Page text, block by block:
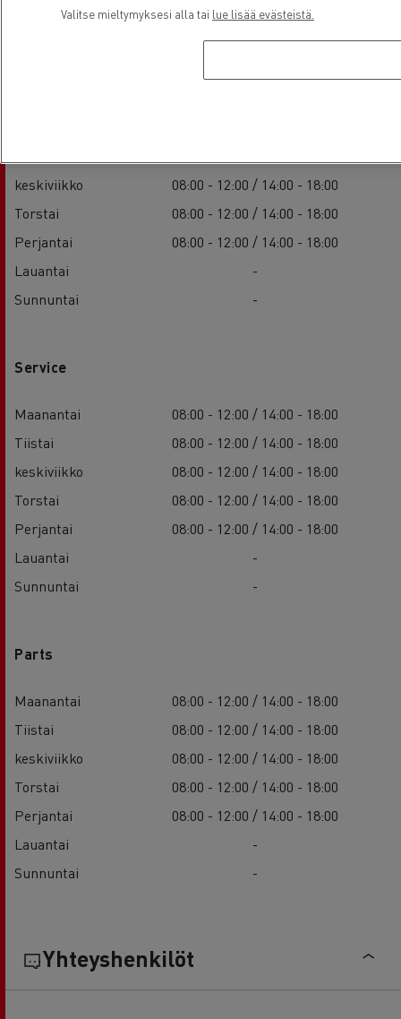
keskiviikko
08:00 - 12:00 / 14:00 - 18:00
Torstai
08:00 - 12:00 / 14:00 - 18:00
Perjantai
08:00 - 12:00 / 14:00 - 18:00
Lauantai
-
Sunnuntai
-
Service
Maanantai
08:00 - 12:00 / 14:00 - 18:00
Tiistai
08:00 - 12:00 / 14:00 - 18:00
keskiviikko
08:00 - 12:00 / 14:00 - 18:00
Torstai
08:00 - 12:00 / 14:00 - 18:00
Perjantai
08:00 - 12:00 / 14:00 - 18:00
Lauantai
-
Sunnuntai
-
Parts
Maanantai
08:00 - 12:00 / 14:00 - 18:00
Tiistai
08:00 - 12:00 / 14:00 - 18:00
keskiviikko
08:00 - 12:00 / 14:00 - 18:00
Torstai
08:00 - 12:00 / 14:00 - 18:00
Perjantai
08:00 - 12:00 / 14:00 - 18:00
Lauantai
-
Sunnuntai
-
Yhteyshenkilöt
Valitse mieltymyksesi alla tai lue lisää evästeistä.